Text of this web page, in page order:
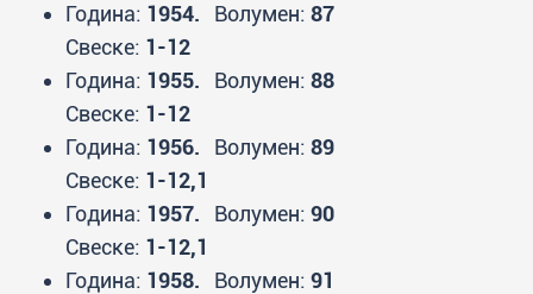
Година: 1954. Волумен: 87
Свеске: 1-12
Година: 1955. Волумен: 88
Свеске: 1-12
Година: 1956. Волумен: 89
Свеске: 1-12,1
Година: 1957. Волумен: 90
Свеске: 1-12,1
Година: 1958. Волумен: 91